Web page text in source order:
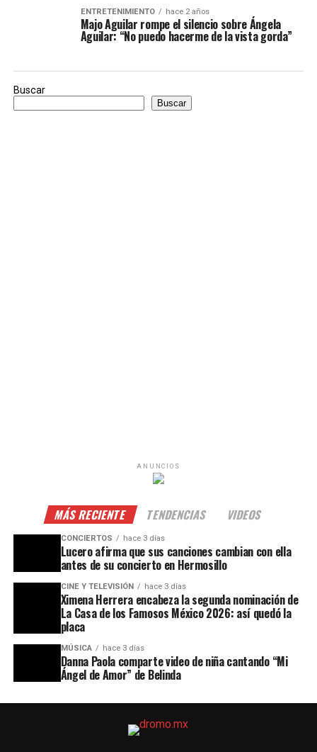
ENTRETENIMIENTO hace 2 años
Majo Aguilar rompe el silencio sobre Ángela
Aguilar: “No puedo hacerme de la vista gorda”
Buscar
Buscar
ANUNCIOS
MÁS RECIENTE TENDENCIAS VIDEOS
CONCIERTOS hace 3 días
Lucero afirma que sus canciones cambian con ella
antes de su concierto en Hermosillo
CINE Y TELEVISIÓN hace 3 días
Ximena Herrera encabeza la segunda nominación de
La Casa de los Famosos México 2026: así quedó la
placa
MÚSICA hace 3 días
Danna Paola comparte video de niña cantando “Mi
Ángel de Amor” de Belinda